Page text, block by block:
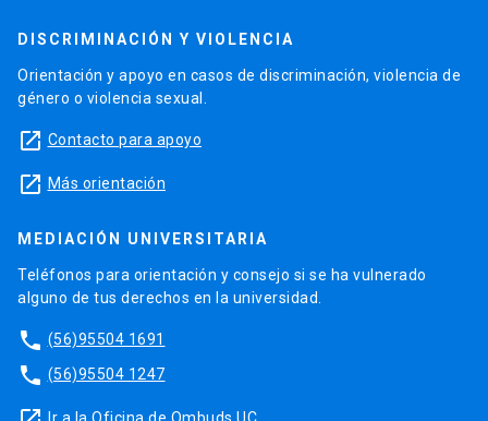
DISCRIMINACIÓN Y VIOLENCIA
Orientación y apoyo en casos de discriminación, violencia de
género o violencia sexual.
launch Contacto para apoyo
launch Más orientación
MEDIACIÓN UNIVERSITARIA
Teléfonos para orientación y consejo si se ha vulnerado
alguno de tus derechos en la universidad.
phone (56)95504 1691
phone (56)95504 1247